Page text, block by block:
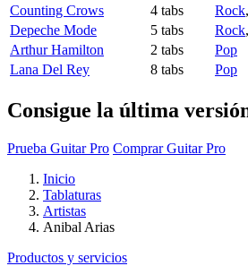
Counting Crows
4 tabs Rock,
Depeche Mode
5 tabs Rock,
Arthur Hamilton
2 tabs
Pop
Lana Del Rey
8 tabs Pop
Consigue la última
Prueba Guitar Pro Comprar Guitar Pro
Inicio
Tablaturas
Artistas
Anibal Arias
Productos y servicios